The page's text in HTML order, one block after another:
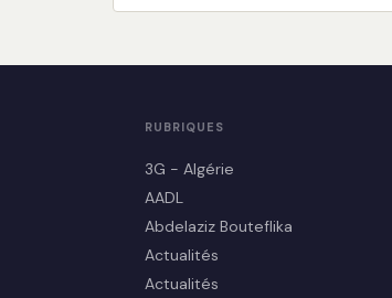
RUBRIQUES
3G - Algérie
AADL
Abdelaziz Bouteflika
Actualités
Actualités